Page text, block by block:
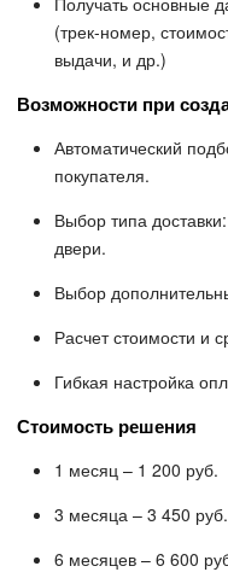
(трек-номер,
выдачи, и др.)
Возможности при
Автоматический
покупателя.
Выбор типа
двери.
Выбор
Расчет стоимости и
Гибкая настройка
Стоимость решения
1 месяц – 1 200 руб.
3 месяца – 3 450
6 месяцев – 6 600